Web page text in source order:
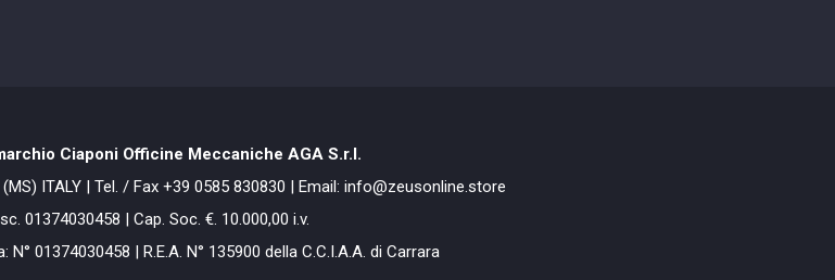
Ciaponi Officine Meccaniche AGA S.r.l.
ITALY | Tel. / Fax +39 0585 830830 | Email: info@zeusonline.store
01374030458 | Cap. Soc. €. 10.000,00 i.v.
01374030458 | R.E.A. N° 135900 della C.C.I.A.A. di Carrara